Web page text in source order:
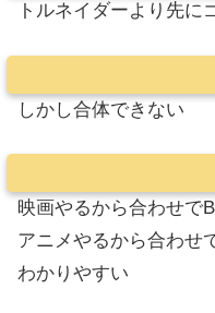
トルネイダーより先に
しかし合体できない
映画やるから合わせで
アニメやるから合わせ
わかりやすい